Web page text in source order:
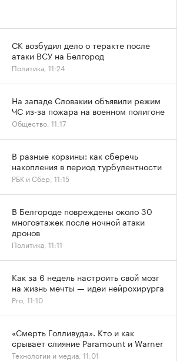
СК возбудил дело о теракте после
атаки ВСУ на Белгород
Политика, 11:24
На западе Словакии объявили режим
ЧС из-за пожара на военном полигоне
Общество, 11:17
В разные корзины: как сберечь
накопления в период турбулентности
РБК и Сбер, 11:15
В Белгороде повреждены около 30
многоэтажек после ночной атаки
дронов
Политика, 11:11
Как за 6 недель настроить свой мозг
на жизнь мечты — идеи нейрохирурга
Pro, 11:10
«Смерть Голливуда». Кто и как
срывает слияние Paramount и Warner
Технологии и медиа, 11:01